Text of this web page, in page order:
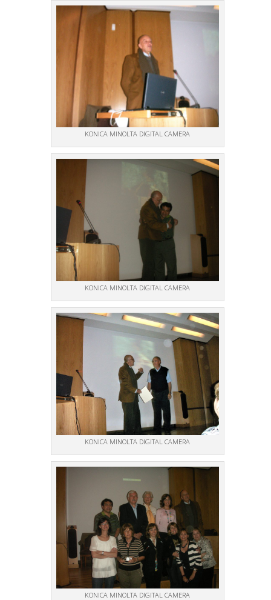
KONICA MINOLTA DIGITAL CAMERA
KONICA MINOLTA DIGITAL CAMERA
KONICA MINOLTA DIGITAL CAMERA
KONICA MINOLTA DIGITAL CAMERA